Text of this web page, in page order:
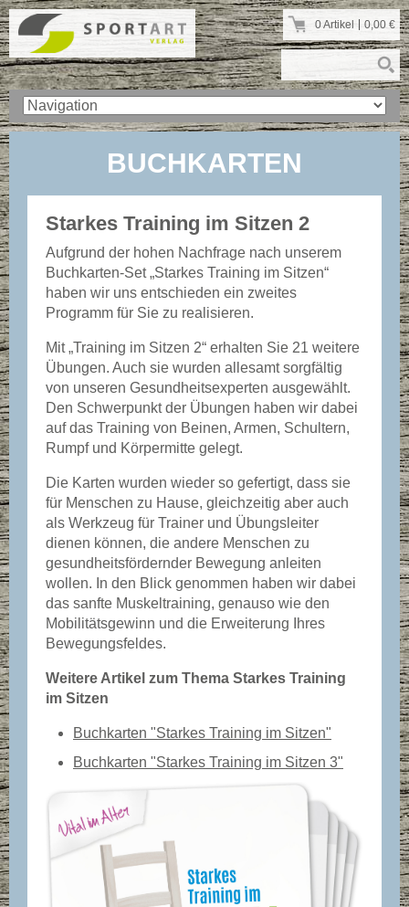
0 Artikel 0,00 €
BUCHKARTEN
Starkes Training im Sitzen 2
Aufgrund der hohen Nachfrage nach unserem
Buchkarten-Set „Starkes Training im Sitzen“
haben wir uns entschieden ein zweites
Programm für Sie zu realisieren.
Mit „Training im Sitzen 2“ erhalten Sie 21 weitere
Übungen. Auch sie wurden allesamt sorgfältig
von unseren Gesundheitsexperten ausgewählt.
Den Schwerpunkt der Übungen haben wir dabei
auf das Training von Beinen, Armen, Schultern,
Rumpf und Körpermitte gelegt.
Die Karten wurden wieder so gefertigt, dass sie
für Menschen zu Hause, gleichzeitig aber auch
als Werkzeug für Trainer und Übungsleiter
dienen können, die andere Menschen zu
gesundheitsfördernder Bewegung anleiten
wollen. In den Blick genommen haben wir dabei
das sanfte Muskeltraining, genauso wie den
Mobilitätsgewinn und die Erweiterung Ihres
Bewegungsfeldes.
Weitere Artikel zum Thema Starkes Training
im Sitzen
Buchkarten "Starkes Training im Sitzen"
Buchkarten "Starkes Training im Sitzen 3"